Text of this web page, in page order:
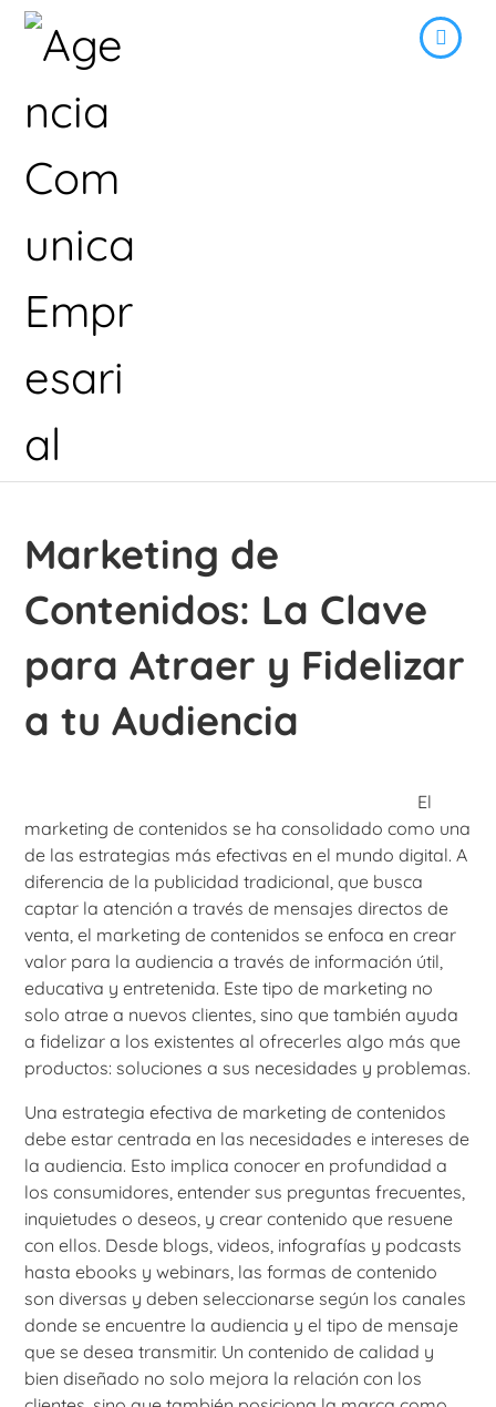
Marketing de
Contenidos: La Clave
para Atraer y Fidelizar
a tu Audiencia
El
marketing de contenidos se ha consolidado como una
de las estrategias más efectivas en el mundo digital. A
diferencia de la publicidad tradicional, que busca
captar la atención a través de mensajes directos de
venta, el marketing de contenidos se enfoca en crear
valor para la audiencia a través de información útil,
educativa y entretenida. Este tipo de marketing no
solo atrae a nuevos clientes, sino que también ayuda
a fidelizar a los existentes al ofrecerles algo más que
productos: soluciones a sus necesidades y problemas.
Una estrategia efectiva de marketing de contenidos
debe estar centrada en las necesidades e intereses de
la audiencia. Esto implica conocer en profundidad a
los consumidores, entender sus preguntas frecuentes,
inquietudes o deseos, y crear contenido que resuene
con ellos. Desde blogs, videos, infografías y podcasts
hasta ebooks y webinars, las formas de contenido
son diversas y deben seleccionarse según los canales
donde se encuentre la audiencia y el tipo de mensaje
que se desea transmitir. Un contenido de calidad y
bien diseñado no solo mejora la relación con los